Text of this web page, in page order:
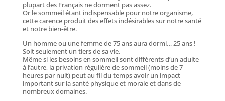
plupart des Français ne dorment pas assez.
Or le sommeil étant indispensable pour notre organisme,
cette carence produit des effets indésirables sur notre santé
et notre bien-être.
Un homme ou une femme de 75 ans aura dormi… 25 ans !
Soit seulement un tiers de sa vie.
Même si les besoins en sommeil sont différents d’un adulte
à l’autre, la privation régulière de sommeil (moins de 7
heures par nuit) peut au fil du temps avoir un impact
important sur la santé physique et morale et dans de
nombreux domaines.